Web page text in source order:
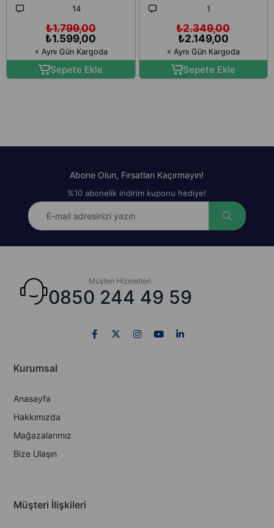
Sonuçlar
14
₺1.599,00
₺1.799,00
Sepete Ekle
⚡ Aynı Gün Kargoda
1
₺2.149,00
₺2.349,00
Sepete Ekle
⚡ Aynı Gün Kargoda
Abone Olun, Fırsatları Kaçırmayın!
%10 abonelik indirim kuponu hediye!
Müşteri Hizmetleri
0850 244 49 59
Kurumsal
Anasayfa
Hakkımızda
Mağazalarımız
Bize Ulaşın
Müşteri İlişkileri